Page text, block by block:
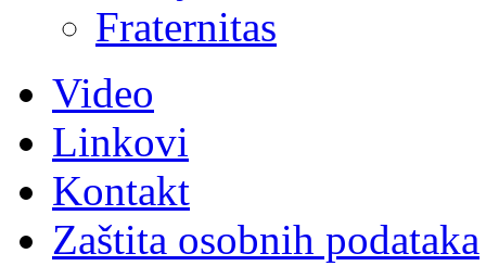
Fraternitas
Video
Linkovi
Kontakt
Zaštita osobnih podataka